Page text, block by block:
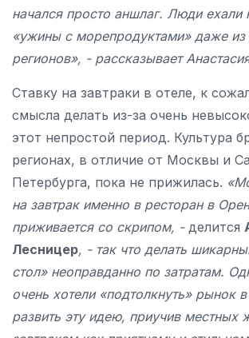
начался просто аншлаг. Люди ехали
«ужины с морепродуктами» даже из
регионов», - рассказывает
Ставку на завтраки в отеле, к
смысла делать из-за очень
этот непростой период. Культура
регионах, в отличие от Москвы и
Петербурга, пока не прижилась.
на завтрак именно в ресторан в
приживается со скрипом, - делится
Лесницер, - так что делать
стол» неоправданно по затратам.
очень хотели «подтолкнуть» рынок
развить эту идею, приучив местных